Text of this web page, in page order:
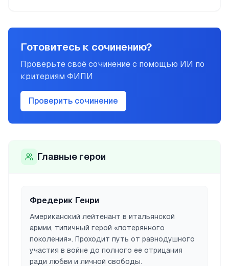
Готовитесь к сочинению?
Проверьте своё сочинение с помощью ИИ по
критериям ФИПИ
Проверить сочинение
Главные герои
Фредерик Генри
Американский лейтенант в итальянской
армии, типичный герой «потерянного
поколения». Проходит путь от равнодушного
участия в войне до полного ее отрицания
ради любви и личной свободы.